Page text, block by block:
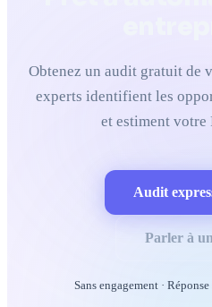
Obtenez un audit gratuit de
experts identifient les
et estiment votre
Audit
Parler à
Sans engagement ·